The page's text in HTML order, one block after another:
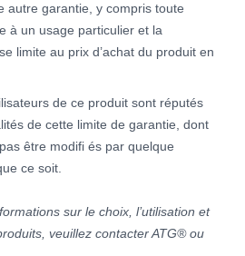
autre garantie, y compris toute
à un usage particulier et la
limite au prix d’achat du produit en
de ce produit sont réputés
de cette limite de garantie, dont
être modifi és par quelque
ce soit.
sur le choix, l’utilisation et
veuillez contacter ATG® ou